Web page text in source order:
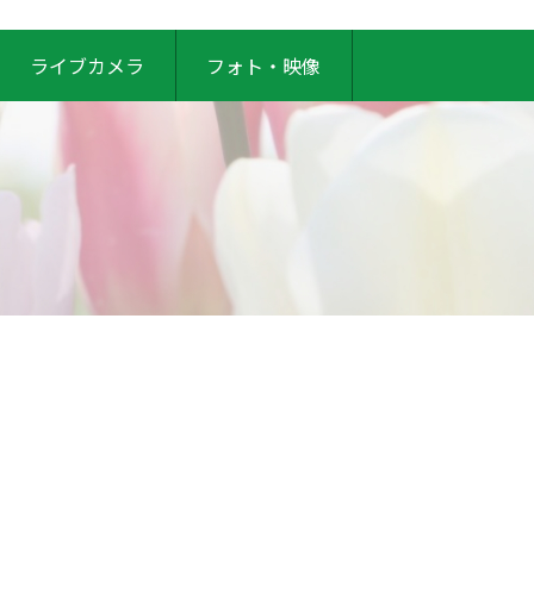
ライブカメラ フォト・映像